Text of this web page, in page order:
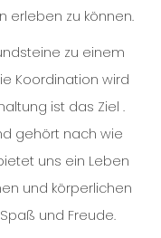
erleben zu können.
zu einem
Koordination wird
ist das Ziel .
gehört nach wie
uns ein Leben
und körperlichen
und Freude.